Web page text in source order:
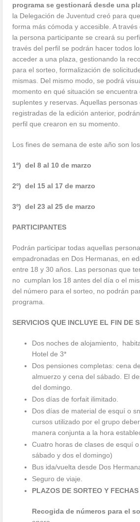
programa se gestionará desde una
la Delegación de Juventud creó para
forma más cómoda y accesible. A
la persona participante se creará su
través del perfil se podrán hacer todos
acceder a una plaza, gestionando la
para el sorteo, formalización de
mismas. Del mismo modo, se podrá
momento en qué situación se encuentra
suplentes y reservas. Aquellas personas
registradas de la edición anterior,
perfil que crearon en su momento.
Los fines de semana de este año son
1º) del 8 al 10 de marzo
2º) del 15 al 17 de marzo
3º) del 23 al 25 de marzo
PARTICIPANTES
Podrán participar todas aquellas
empadronadas en Dos Hermanas, en
entre 18 y 30 años. Las personas que
no cumplan los 18 antes del día o el
del número para el sorteo, no podrán
programa.
SERVICIOS QUE INCLUYE EL FIN DE
Dos noches de alojamiento,
Hotel de 3*
Dos pensiones completas: cena
almuerzo y cena del sábado. El
del domingo.
Dos días de forfait ilimitado.
Dos días de material de esquí o
cursos utilizado por el grupo
manera conjunta a la hora
Cuatro horas de clases de esquí
sábado y dos el domingo)
Bus ida/vuelta desde Dos
Seguro de viaje.
PLAZOS DE SORTEO Y
Recogida de números para el